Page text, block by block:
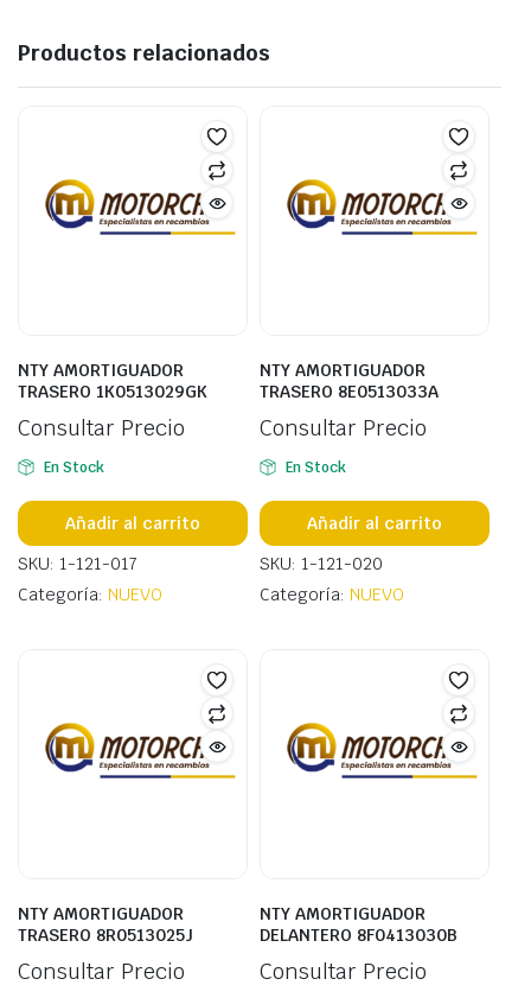
Productos relacionados
NTY AMORTIGUADOR
TRASERO 1K0513029GK
Consultar Precio
En Stock
Añadir al carrito
SKU: 1-121-017
Categoría: NUEVO
NTY AMORTIGUADOR
TRASERO 8E0513033A
Consultar Precio
En Stock
Añadir al carrito
SKU: 1-121-020
Categoría: NUEVO
NTY AMORTIGUADOR
TRASERO 8R0513025J
Consultar Precio
NTY AMORTIGUADOR
DELANTERO 8F0413030B
Consultar Precio